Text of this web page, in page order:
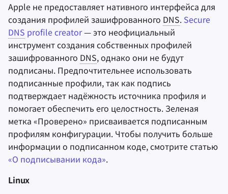
Apple не предоставляет нативного интерфейса для
создания профилей зашифрованного DNS. Secure
DNS profile creator— это неофициальный
инструмент создания собственных профилей
зашифрованного DNS, однако они не будут
подписаны. Предпочтительнее использовать
подписанные профили, так как подпись
подтверждает надёжность источника профиля и
помогает обеспечить его целостность. Зеленая
метка «Проверено» присваивается подписанным
профилям конфигурации. Чтобы получить больше
информации о подписанном коде, смотрите статью
«О подписывании кода».
Linux